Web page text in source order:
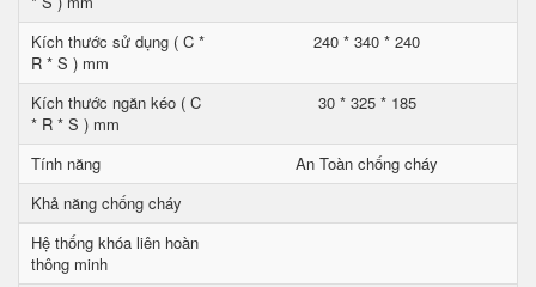
Kích thước sử dụng ( C *
R * S ) mm
240 * 340 * 240
Kích thước ngăn kéo ( C
* R * S ) mm
30 * 325 * 185
Tính năng
An Toàn chống cháy
Khả năng chống cháy
Hệ thống khóa liên hoàn
thông minh